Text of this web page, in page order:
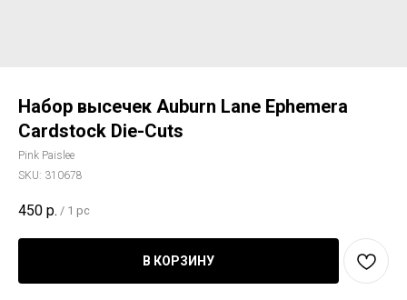
Набор высечек Auburn Lane Ephemera
Cardstock Die-Cuts
Pink Paislee
SKU: 310678
450 р. / 1 pc
В КОРЗИНУ